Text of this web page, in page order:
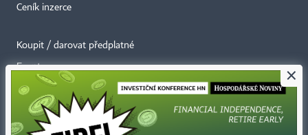
Ceník inzerce
Koupit / darovat předplatné
Eventy
Newslettery
RSS kanály
×